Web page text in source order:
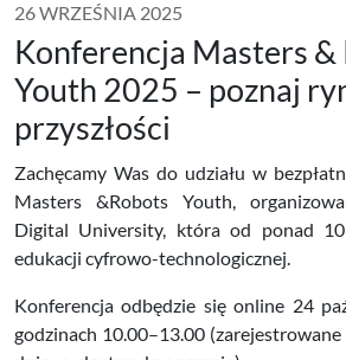
26 WRZEŚNIA 2025
Konferencja Masters &
Youth 2025 – poznaj
przyszłości
Zachęcamy Was do udziału w
Masters &Robots Youth,
Digital University, która od ponad
edukacji cyfrowo-technologicznej.
Konferencja odbędzie się online 24
godzinach 10.00–13.00